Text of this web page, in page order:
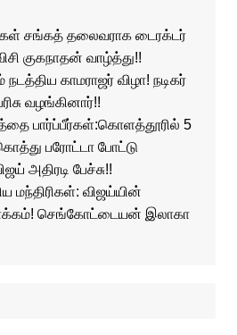
சங்கத் தலைவராக டைரக்டர்
குகநாதன் வாழ்த்து!!
காமராஜர் விழா! நடிகர்
வழங்கினார்!!
பார்ப்பீர்கள்:கொளத்தூரில் 5
பரோட்டா போட்டு
அதிரடி பேச்சு!!
மந்திரிகள்: விஜய்யின்
செங்கோட்டையன் இலாகா